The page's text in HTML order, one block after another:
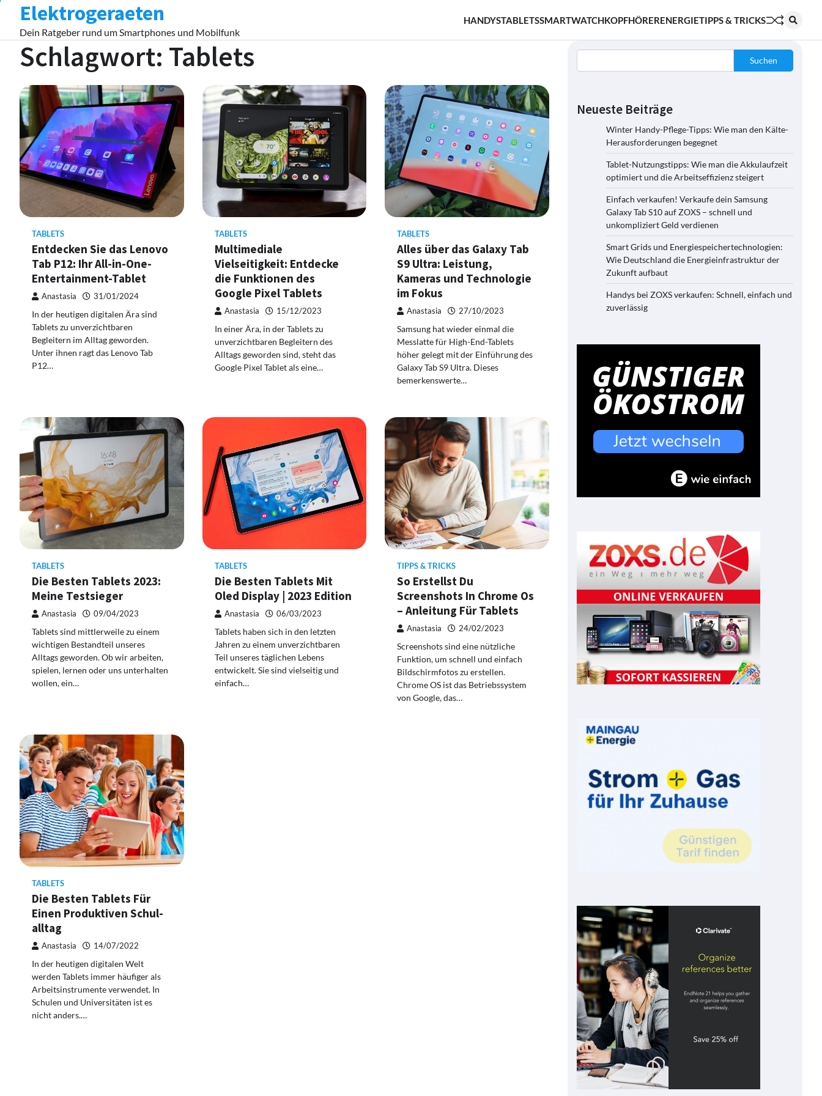
content
Elektrogeraeten
Dein Ratgeber rund um Smartphones und Mobilfunk
HANDYSTABLETSSMARTWATCHKOPFHÖRERENERGIETIPPS & TRICKS
Schlagwort: Tablets
TABLETS
Entdecken Sie das Lenovo
Tab P12: Ihr All-in-One-
Entertainment-Tablet
Anastasia 31/01/2024
In der heutigen digitalen Ära sind
Tablets zu unverzichtbaren
Begleitern im Alltag geworden.
Unter ihnen ragt das Lenovo Tab
P12…
TABLETS
Multimediale
Vielseitigkeit: Entdecke
die Funktionen des
Google Pixel Tablets
Anastasia 15/12/2023
In einer Ära, in der Tablets zu
unverzichtbaren Begleitern des
Alltags geworden sind, steht das
Google Pixel Tablet als eine…
TABLETS
Alles über das Galaxy Tab
S9 Ultra: Leistung,
Kameras und Technologie
im Fokus
Anastasia 27/10/2023
Samsung hat wieder einmal die
Messlatte für High-End-Tablets
höher gelegt mit der Einführung des
Galaxy Tab S9 Ultra. Dieses
bemerkenswerte…
TABLETS
Die Besten Tablets 2023:
Meine Testsieger
Anastasia 09/04/2023
Tablets sind mittlerweile zu einem
wichtigen Bestandteil unseres
Alltags geworden. Ob wir arbeiten,
spielen, lernen oder uns unterhalten
wollen, ein…
TABLETS
Die Besten Tablets Mit
Oled Display | 2023 Edition
Anastasia 06/03/2023
Tablets haben sich in den letzten
Jahren zu einem unverzichtbaren
Teil unseres täglichen Lebens
entwickelt. Sie sind vielseitig und
einfach…
TIPPS & TRICKS
So Erstellst Du
Screenshots In Chrome Os
– Anleitung Für Tablets
Anastasia 24/02/2023
Screenshots sind eine nützliche
Funktion, um schnell und einfach
Bildschirmfotos zu erstellen.
Chrome OS ist das Betriebssystem
von Google, das…
TABLETS
Die Besten Tablets Für
Einen Produktiven Schul-
alltag
Anastasia 14/07/2022
In der heutigen digitalen Welt
werden Tablets immer häufiger als
Arbeitsinstrumente verwendet. In
Schulen und Universitäten ist es
nicht anders.…
Suchen
Neueste Beiträge
Winter Handy-Pflege-Tipps: Wie man den Kälte-
Herausforderungen begegnet
Tablet-Nutzungstipps: Wie man die Akkulaufzeit
optimiert und die Arbeitseffizienz steigert
Einfach verkaufen! Verkaufe dein Samsung
Galaxy Tab S10 auf ZOXS – schnell und
unkompliziert Geld verdienen
Smart Grids und Energiespeichertechnologien:
Wie Deutschland die Energieinfrastruktur der
Zukunft aufbaut
Handys bei ZOXS verkaufen: Schnell, einfach und
zuverlässig